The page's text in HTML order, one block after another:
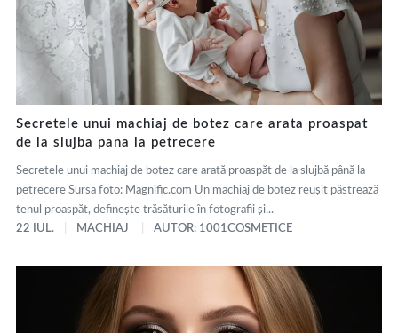
Secretele unui machiaj de botez care arata proaspat
de la slujba pana la petrecere
Secretele unui machiaj de botez care arată proaspăt de la slujbă până la
petrecere Sursa foto: Magnific.com Un machiaj de botez reușit păstrează
tenul proaspăt, definește trăsăturile în fotografii și...
22 IUL.
MACHIAJ AUTOR: 1001COSMETICE